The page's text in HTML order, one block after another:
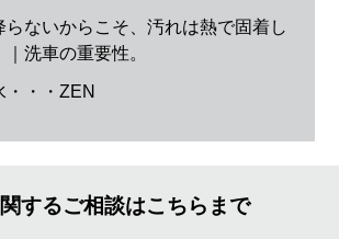
らないからこそ、汚れは熱で固着し
洗車の重要性。
・・・ZEN
するご相談はこちらまで